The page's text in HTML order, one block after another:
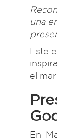
una
Este
el
En